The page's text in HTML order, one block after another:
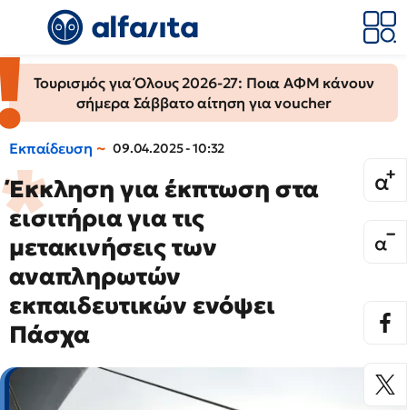
Τουρισμός για Όλους 2026-27: Ποια ΑΦΜ κάνουν
σήμερα Σάββατο αίτηση για voucher
Εκπαίδευση 09.04.2025 - 10:32
Έκκληση για έκπτωση στα
εισιτήρια για τις
μετακινήσεις των
αναπληρωτών
εκπαιδευτικών ενόψει
Πάσχα